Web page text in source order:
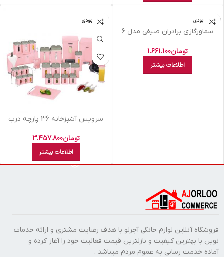
اتمام موجودی
سماورگازي برادران صيفي مدل 6
تومان1.661.100
اطلاعات بیشتر
اتمام موجودی
سرويس آشپزخانه 36 پارچه درب
پاستيليتومان3.457.800
اطلاعات بیشتر
فروشگاه آنلاین لوازم خانگی آجرلو با هدف رضایت مشتری و ارائه خدمات
نوین با بهترین کیفیت و نازلترین قیمت فعالیت خود را آغاز کرده و
آماده خدمت رسانی به عموم مردم میباشد .